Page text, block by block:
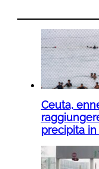
Ceuta,
precipita